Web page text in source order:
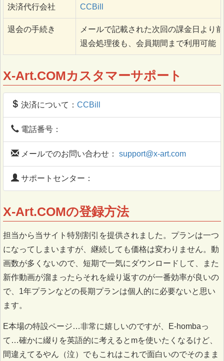
決済代行会社 CCBill
退会の手続き
メールで記載された次回の課金日より
退会処理後も、会員期間まで利用可能
X-Art.COMカスタマーサポート
決済について： CCBill
電話番号：
メールでのお問い合わせ： support@x-art.com
サポートセンター：
X-Art.COMの登録方法
担当から当サイト特別割引を提供されました。プランは一つ
になってしまいますが、継続しても価格は変わりません。動
画数が多くないので、短期で一気にダウンロードして、また
新作動画が溜まったらそれを繰り返すのが一番効率が良いの
で、1年プランなどの長期プランは個人的に必要ないと思い
ます。
E本場の特設ページ…非常に嬉しいのですが、E-hombaっ
て…確かに綴りを英語的に考えるとmを使いたくなるけど、
間違えてるやん（泣）でもこれはこれで面白いのでそのまま